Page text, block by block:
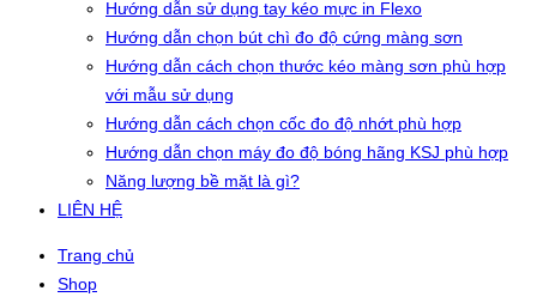
Hướng dẫn sử dụng tay kéo mực in Flexo
Hướng dẫn chọn bút chì đo độ cứng màng sơn
Hướng dẫn cách chọn thước kéo màng sơn phù hợp
với mẫu sử dụng
Hướng dẫn cách chọn cốc đo độ nhớt phù hợp
Hướng dẫn chọn máy đo độ bóng hãng KSJ phù hợp
Năng lượng bề mặt là gì?
LIÊN HỆ
Trang chủ
Shop